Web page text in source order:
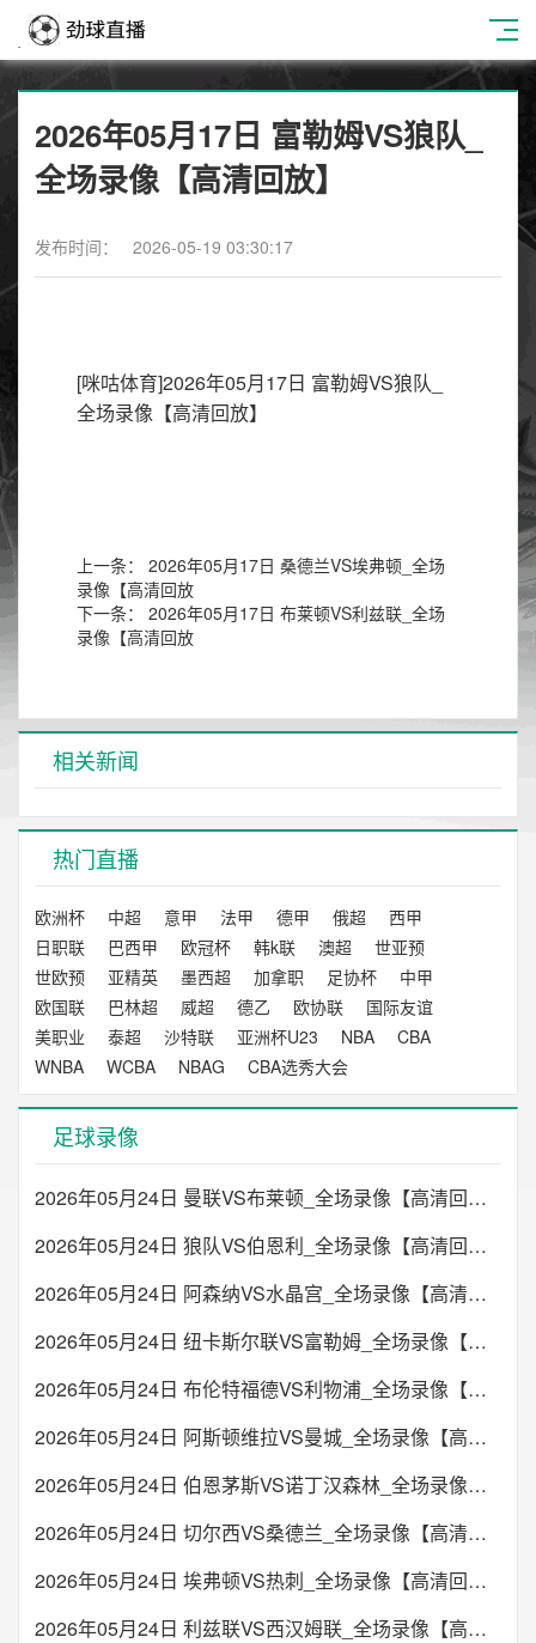
2026年05月17日 富勒姆VS狼队_
全场录像【高清回放】
发布时间： 2026-05-19 03:30:17
[咪咕体育]2026年05月17日 富勒姆VS狼队_
全场录像【高清回放】
上一条：
2026年05月17日 桑德兰VS埃弗顿_全场
录像【高清回放
下一条：
2026年05月17日 布莱顿VS利兹联_全场
录像【高清回放
相关新闻
热门直播
欧洲杯 中超 意甲 法甲 德甲 俄超
西甲
日职联
巴西甲 欧冠杯 韩k联 澳超
世亚预
世欧预
亚精英 墨西超 加拿职 足协杯
中甲
欧国联
巴林超 威超 德乙 欧协联
国际友谊
美职业
泰超 沙特联 亚洲杯U23 NBA
CBA
WNBA
WCBA NBAG CBA选秀大会
足球录像
2026年05月24日 曼联VS布莱顿_全场录像【高清回放】
2026年05月24日 狼队VS伯恩利_全场录像【高清回放】
2026年05月24日 阿森纳VS水晶宫_全场录像【高清回放】
2026年05月24日 纽卡斯尔联VS富勒姆_全场录像【高清回放】
2026年05月24日 布伦特福德VS利物浦_全场录像【高清回放】
2026年05月24日 阿斯顿维拉VS曼城_全场录像【高清回放】
2026年05月24日 伯恩茅斯VS诺丁汉森林_全场录像【高清回放】
2026年05月24日 切尔西VS桑德兰_全场录像【高清回放】
2026年05月24日 埃弗顿VS热刺_全场录像【高清回放】
2026年05月24日 利兹联VS西汉姆联_全场录像【高清回放】